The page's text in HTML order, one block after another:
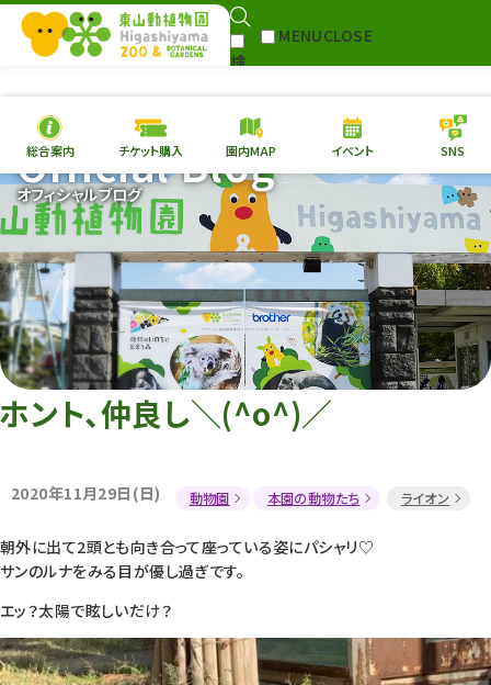
検
MENUCLOSE
本日の開園情報 チケ
園内MAP イベント
総合案内
動物園 植物園
再生プラン
東山動植物園
への支援
環境教育
Follow
総合案内 チケット購入 園内MAP イベント SNS
オフィシャルブログ
Official Blog
ホント、仲良し＼(^o^)／
2020年11月29日(日) 動物園 本園の動物たち ライオン
朝外に出て2頭とも向き合って座っている姿にパシャリ♡
サンのルナをみる目が優し過ぎです。
エッ？太陽で眩しいだけ？